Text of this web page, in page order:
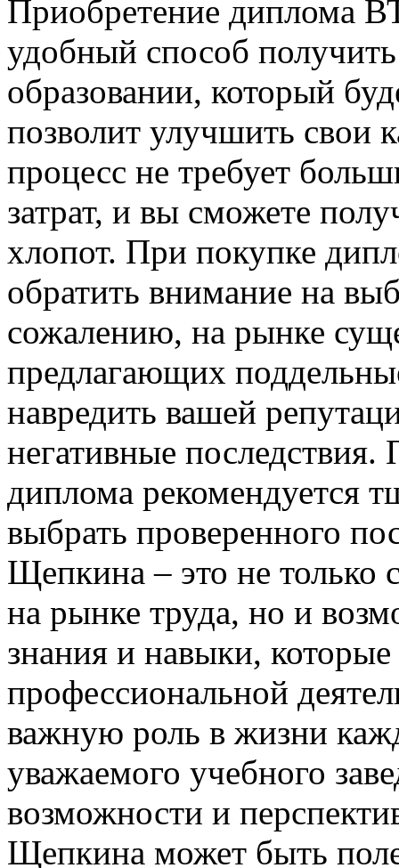
Приобретение диплома
удобный способ
образовании, который
позволит улучшить свои
процесс не требует
затрат, и вы сможете
хлопот. При покупке
обратить внимание на
сожалению, на рынке
предлагающих
навредить вашей
негативные
диплома рекомендуется
выбрать проверенного
Щепкина – это не только
на рынке труда, но и
знания и навыки,
профессиональной
важную роль в жизни
уважаемого учебного
возможности и
Щепкина может быть